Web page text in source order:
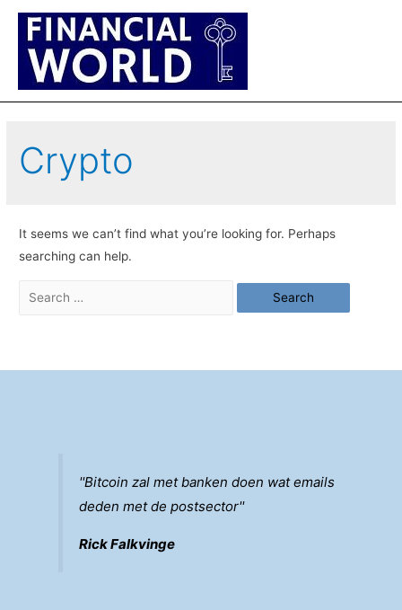
Crypto
It seems we can’t find what you’re looking for. Perhaps
searching can help.
Search
''Bitcoin zal met banken doen wat emails
deden met de postsector''
Rick Falkvinge